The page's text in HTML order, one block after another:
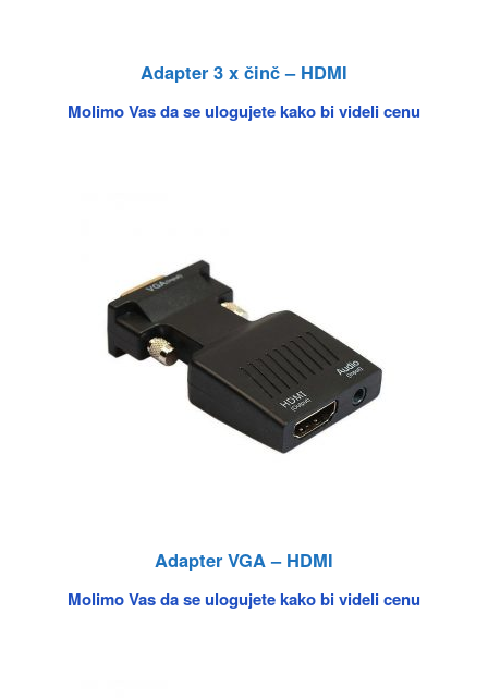
Adapter 3 x činč – HDMI
Molimo Vas da se ulogujete kako bi videli cenu
Adapter VGA – HDMI
Molimo Vas da se ulogujete kako bi videli cenu